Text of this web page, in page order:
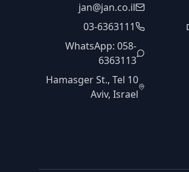
jan@jan.co.il
03-6363111
WhatsApp: 058-
6363113
10 Hamasger St., Tel
Aviv, Israel